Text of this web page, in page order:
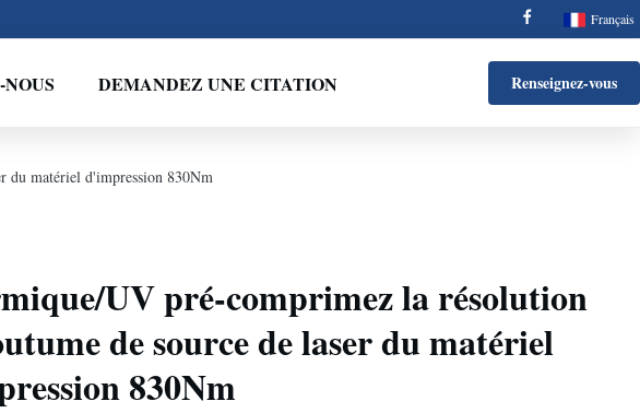
Français
DEMANDEZ UNE CITATION Renseignez-vous
du matériel d'impression 830Nm
UV pré-comprimez la résolution
de source de laser du matériel
830Nm